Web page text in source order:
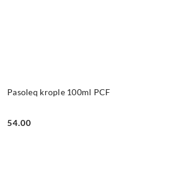
Pasoleq krople 100ml PCF
Cena:
54.00